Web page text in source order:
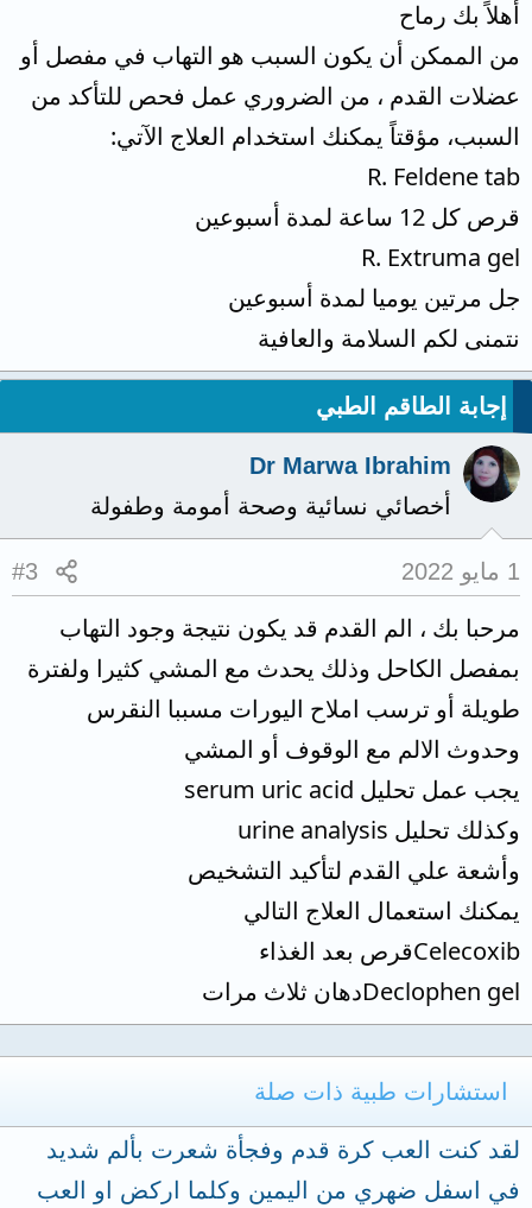
أهلاً بك رماح
من الممكن أن يكون السبب هو التهاب في مفصل أو
عضلات القدم ، من الضروري عمل فحص للتأكد من
السبب، مؤقتاً يمكنك استخدام العلاج الآتي:
R. Feldene tab
قرص كل 12 ساعة لمدة أسبوعين
R. Extruma gel
جل مرتين يوميا لمدة أسبوعين
نتمنى لكم السلامة والعافية
إجابة الطاقم الطبي
Dr Marwa Ibrahim
أخصائي نسائية وصحة أمومة وطفولة
1 مايو 2022 #3
مرحبا بك ، الم القدم قد يكون نتيجة وجود التهاب
بمفصل الكاحل وذلك يحدث مع المشي كثيرا ولفترة
طويلة أو ترسب املاح اليورات مسببا النقرس
وحدوث الالم مع الوقوف أو المشي
يجب عمل تحليل serum uric acid
وكذلك تحليل urine analysis
وأشعة علي القدم لتأكيد التشخيص
يمكنك استعمال العلاج التالي
Celecoxibقرص بعد الغذاء
Declophen gelدهان ثلاث مرات
استشارات طبية ذات صلة
لقد كنت العب كرة قدم وفجأة شعرت بألم شديد
في اسفل ضهري من اليمين وكلما اركض او العب